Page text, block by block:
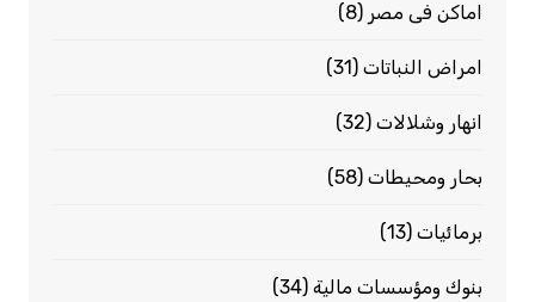
اماكن فى مصر (8)
امراض النباتات(31)
انهار وشلالات(32)
بحار ومحيطات(58)
برمائيات(13)
بنوك ومؤسسات مالية(34)